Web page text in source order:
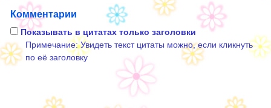
Комментарии
Показывать в цитатах только заголовки
Примечание: Увидеть текст цитаты можно, если кликнуть
по её заголовку